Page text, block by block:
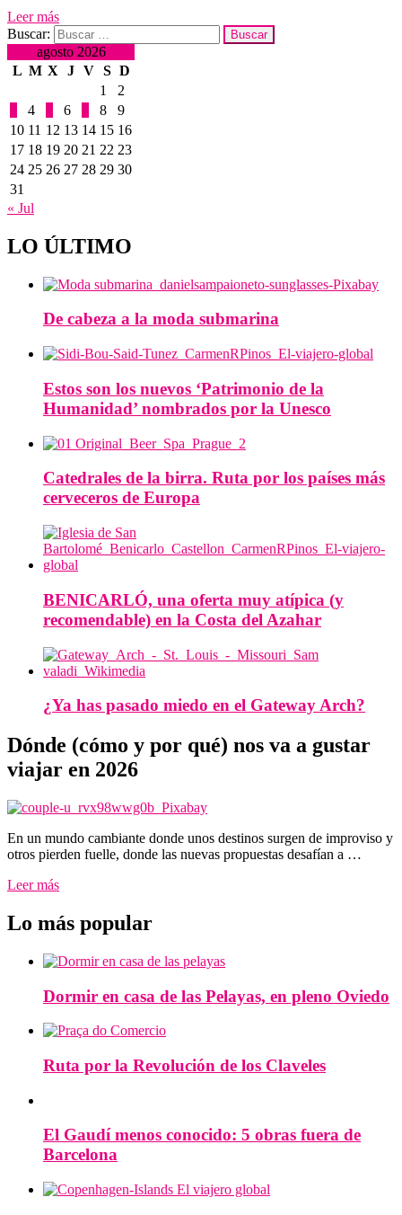
Leer más
Buscar:
agosto 2026
L M X J V S D
1
2
4 6 8
9
10 11 12 13 14 15 16
17 18 19 20 21 22 23
24 25 26 27 28 29 30
31
« Jul
LO ÚLTIMO
De cabeza a la moda submarina
Estos son los nuevos ‘Patrimonio de la
Humanidad’ nombrados por la Unesco
Catedrales de la birra. Ruta por los países más
cerveceros de Europa
BENICARLÓ, una oferta muy atípica (y
recomendable) en la Costa del Azahar
¿Ya has pasado miedo en el Gateway Arch?
Dónde (cómo y por qué) nos va a gustar
viajar en 2026
En un mundo cambiante donde unos destinos surgen de improviso y
otros pierden fuelle, donde las nuevas propuestas desafían a …
Leer más
Lo más popular
Dormir en casa de las Pelayas, en pleno Oviedo
Ruta por la Revolución de los Claveles
El Gaudí menos conocido: 5 obras fuera de
Barcelona